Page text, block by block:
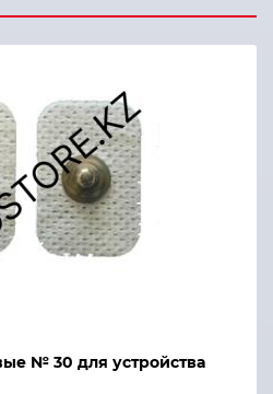
№ 30 для устройства